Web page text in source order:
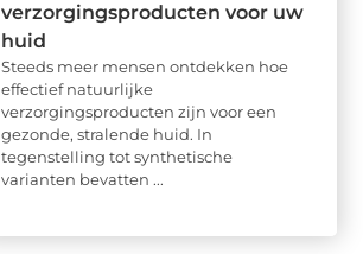
verzorgingsproducten voor uw
huid
Steeds meer mensen ontdekken hoe
effectief natuurlijke
verzorgingsproducten zijn voor een
gezonde, stralende huid. In
tegenstelling tot synthetische
varianten bevatten ...